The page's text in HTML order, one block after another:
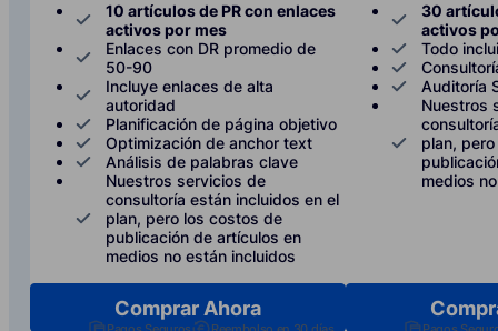
10 artículos de PR con enlaces
activos por mes
Enlaces con DR promedio de
50-90
Incluye enlaces de alta
autoridad
Planificación de página objetivo
Optimización de anchor text
Análisis de palabras clave
Nuestros servicios de
consultoría están incluidos en el
plan, pero los costos de
publicación de artículos en
medios no están incluidos
Comprar Ahora
30
activos
Todo
Auditoría
Nuestros
plan,
medios